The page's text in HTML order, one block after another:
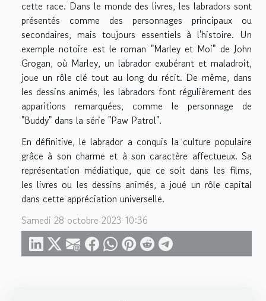
cette race. Dans le monde des livres, les labradors sont
présentés comme des personnages principaux ou
secondaires, mais toujours essentiels à l'histoire. Un
exemple notoire est le roman "Marley et Moi" de John
Grogan, où Marley, un labrador exubérant et maladroit,
joue un rôle clé tout au long du récit. De même, dans
les dessins animés, les labradors font régulièrement des
apparitions remarquées, comme le personnage de
"Buddy" dans la série "Paw Patrol".
En définitive, le labrador a conquis la culture populaire
grâce à son charme et à son caractère affectueux. Sa
représentation médiatique, que ce soit dans les films,
les livres ou les dessins animés, a joué un rôle capital
dans cette appréciation universelle.
Samedi 28 octobre 2023 10:36